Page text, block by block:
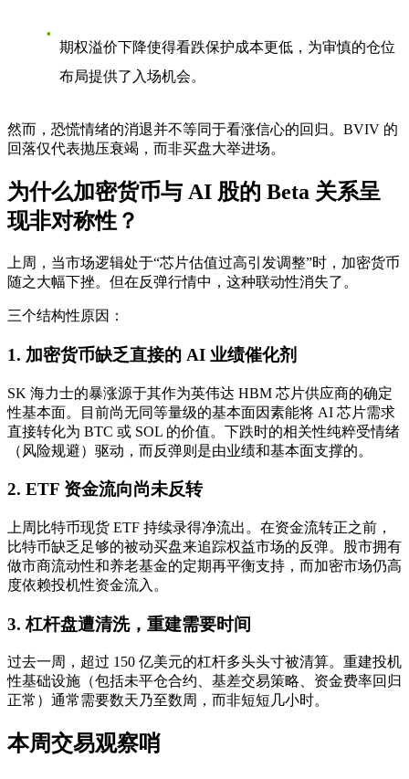
期权溢价下降使得看跌保护成本更低，为审慎的仓位
布局提供了入场机会。
然而，恐慌情绪的消退并不等同于看涨信心的回归。BVIV 的
回落仅代表抛压衰竭，而非买盘大举进场。
为什么加密货币与 AI 股的 Beta 关系呈
现非对称性？
上周，当市场逻辑处于“芯片估值过高引发调整”时，加密货币
随之大幅下挫。但在反弹行情中，这种联动性消失了。
三个结构性原因：
1. 加密货币缺乏直接的 AI 业绩催化剂
SK 海力士的暴涨源于其作为英伟达 HBM 芯片供应商的确定
性基本面。目前尚无同等量级的基本面因素能将 AI 芯片需求
直接转化为 BTC 或 SOL 的价值。下跌时的相关性纯粹受情绪
（风险规避）驱动，而反弹则是由业绩和基本面支撑的。
2. ETF 资金流向尚未反转
上周比特币现货 ETF 持续录得净流出。在资金流转正之前，
比特币缺乏足够的被动买盘来追踪权益市场的反弹。股市拥有
做市商流动性和养老基金的定期再平衡支持，而加密市场仍高
度依赖投机性资金流入。
3. 杠杆盘遭清洗，重建需要时间
过去一周，超过 150 亿美元的杠杆多头头寸被清算。重建投机
性基础设施（包括未平仓合约、基差交易策略、资金费率回归
正常）通常需要数天乃至数周，而非短短几小时。
本周交易观察哨